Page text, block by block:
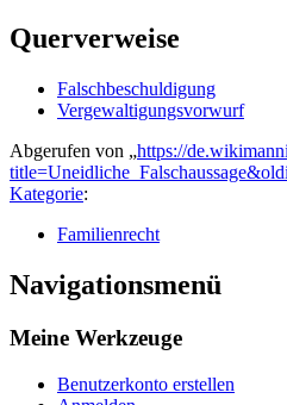
Querverweise
Falschbeschuldigung
Vergewaltigungsvorwurf
Abgerufen von „https://
Kategorie:
Familienrecht
Navigationsmenü
Meine Werkzeuge
Benutzerkonto erstellen